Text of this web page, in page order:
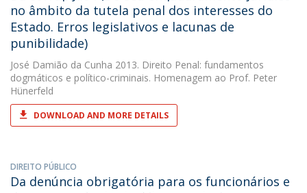
no âmbito da tutela penal dos interesses do
Estado. Erros legislativos e lacunas de
punibilidade)
José Damião da Cunha 2013. Direito Penal: fundamentos
dogmáticos e político-criminais. Homenagem ao Prof. Peter
Hünerfeld
DOWNLOAD AND MORE DETAILS
DIREITO PÚBLICO
Da denúncia obrigatória para os funcionários e